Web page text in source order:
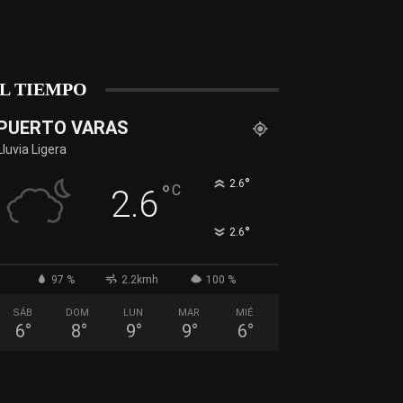
TIEMPO
VARAS
Ligera
2.6°C 2.6°
2.6°
97 % 2.2kmh 100 %
SÁB
6°
DOM
8°
LUN
9°
MAR
9°
MIÉ
6°